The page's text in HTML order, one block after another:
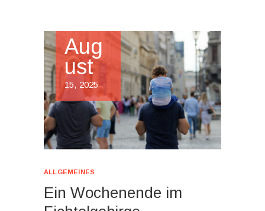
Aug
ust
15, 2025
ALLGEMEINES
Ein Wochenende im